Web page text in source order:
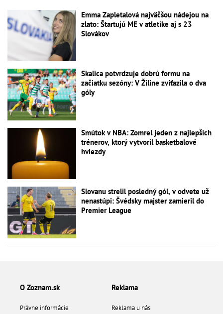
Emma Zapletalová najväčšou nádejou na
zlato: Štartujú ME v atletike aj s 23
Slovákov
Skalica potvrdzuje dobrú formu na
začiatku sezóny: V Žiline zvíťazila o dva
góly
Smútok v NBA: Zomrel jeden z najlepších
trénerov, ktorý vytvoril basketbalové
hviezdy
Slovanu strelil posledný gól, v odvete už
nenastúpi: Švédsky majster zamieril do
Premier League
O Zoznam.sk
Právne informácie
Reklama
Reklama u nás